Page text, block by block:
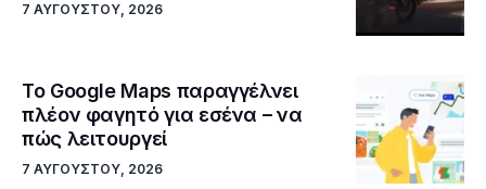
7 ΑΥΓΟΎΣΤΟΥ, 2026
Το Google Maps παραγγέλνει
πλέον φαγητό για εσένα – να
πώς λειτουργεί
7 ΑΥΓΟΎΣΤΟΥ, 2026